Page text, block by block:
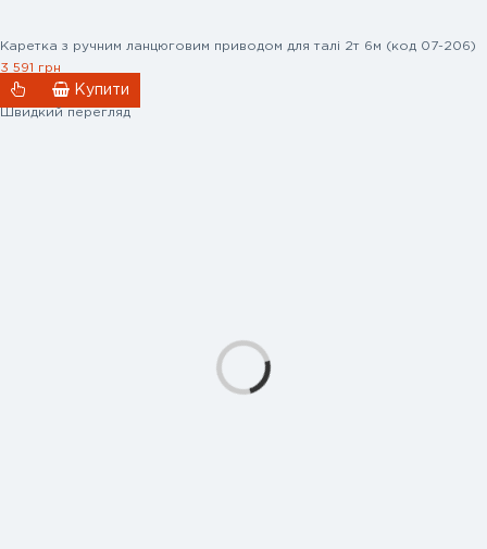
Каретка з ручним ланцюговим приводом для талі 2т 6м (код 07-206)
3 591 грн
Купити
Швидкий перегляд